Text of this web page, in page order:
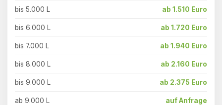
bis 5.000 L ab 1.510 Euro
bis 6.000 L ab 1.720 Euro
bis 7.000 L ab 1.940 Euro
bis 8.000 L ab 2.160 Euro
bis 9.000 L ab 2.375 Euro
ab 9.000 L auf Anfrage